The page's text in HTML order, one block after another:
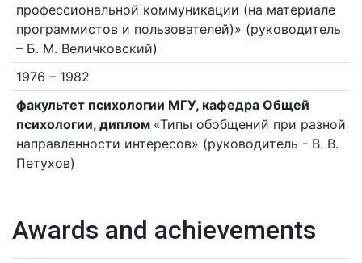
профессиональной коммуникации (на материале
программистов и пользователей)» (руководитель
– Б. М. Величковский)
1976 – 1982
факультет психологии МГУ, кафедра Общей
психологии, диплом «Типы обобщений при разной
направленности интересов» (руководитель - В. В.
Петухов)
Awards and achievements